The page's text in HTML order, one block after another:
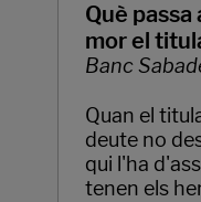
Què
mor el
Banc
Quan el
deute no
qui l'ha
tenen els